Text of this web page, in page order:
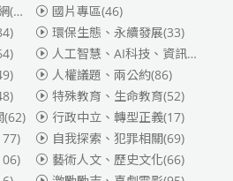
)
(186)
國片專區(46)
環保生態、永續發展(33)
人工智慧、AI科技、資訊安全
人權議題、兩公約(86)
特殊教育、生命教育(52)
(62) 行政中立、轉型正義(17)
自我探索、犯罪相關(69)
藝術人文、歷史文化(66)